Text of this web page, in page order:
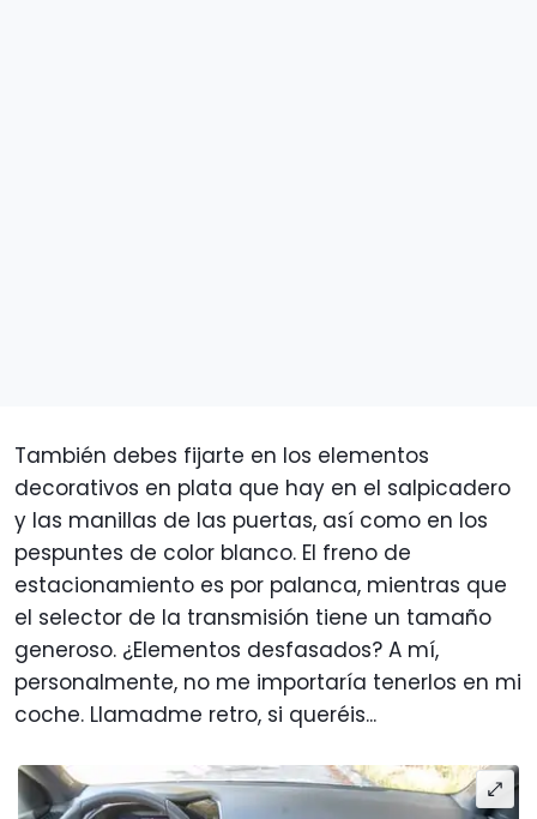
También debes fijarte en los elementos
decorativos en plata que hay en el salpicadero
y las manillas de las puertas, así como en los
pespuntes de color blanco. El freno de
estacionamiento es por palanca, mientras que
el selector de la transmisión tiene un tamaño
generoso. ¿Elementos desfasados? A mí,
personalmente, no me importaría tenerlos en mi
coche. Llamadme retro, si queréis...